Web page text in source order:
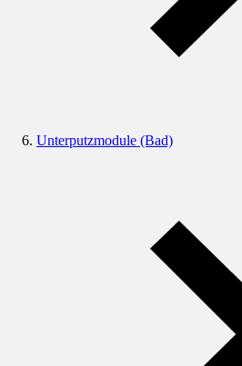
Unterputzmodule (Bad)